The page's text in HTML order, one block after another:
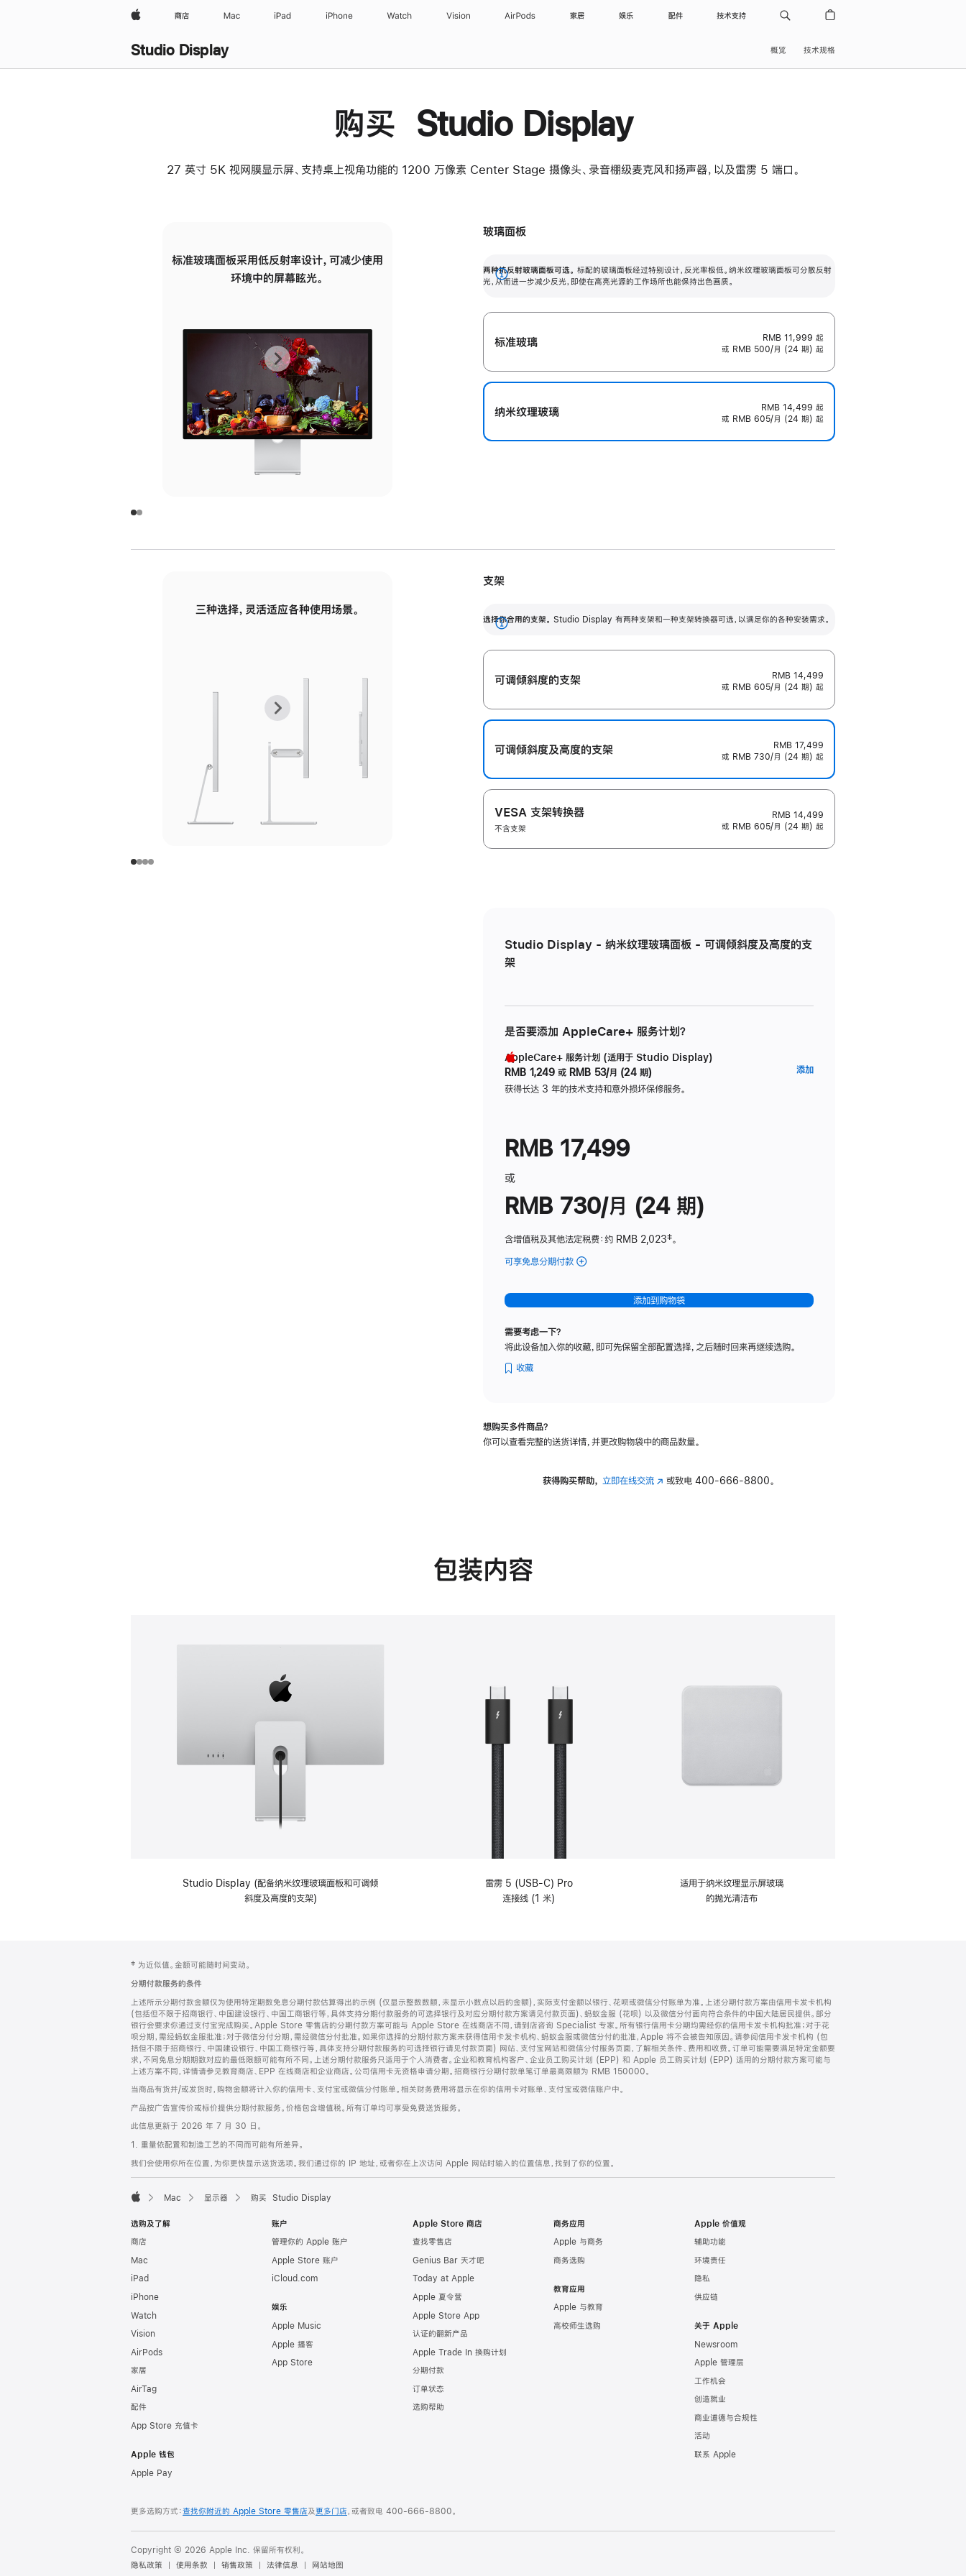
Apple 商店 Mac iPad iPhone Watch Vision AirPods 家居 娱乐 配件 技术支持
Studio Display 概览 技术规格
购买 Studio Display
27 英寸 5K 视网膜显示屏、支持桌上视角功能的 1200 万像素 Center Stage 摄像头、录音棚级麦克风和扬声器，以及雷雳 5 端口。
标准玻璃面板采用低反射率设计，可减少使用
环境中的屏幕眩光。
有高亮光源的场所使用，也能保持出色画质。
上
一
张
图
面
下
一
张
图
面
玻璃面板
两种抗反射玻璃面板可选。 标配的玻璃面板经过特别设计，反光率极低。纳米纹理玻璃面板可分散反射
光，从而进一步减少反光，即使在高亮光源的工作场所也能保持出色画质。
展
标准玻璃 RMB 11,999 起
或 RMB 500/月 (24 期) 起
纳米纹理玻璃 RMB 14,499 起
或 RMB 605/月 (24 期) 起
三种选择，灵活适应各种使用场景。
调节范围。
毫米的高度调节范围。
上
张
下
张
支架
选择你合用的支架。 Studio Display 有两种支架和一种支架转换器可选，以满足你的各种安装需求。
展
开
可调倾斜度的支架
RMB 14,499
或 RMB 605/月 (24 期) 起
可调倾斜度及高‍度的支‍架
RMB 17,499
或 RMB 730/月 (24 期) 起
VESA 支架转换器
不含支架
RMB 14,499
或 RMB 605/月 (24 期) 起
Studio Display - 纳米纹理玻璃面板 - 可调倾斜度及高度的支
架
是否要添加 AppleCare+ 服务计划？
AppleCare+ 服务计划 (适用于 Studio Display)
RMB 1,249 或 RMB 53/月 (24 期)
获得长达 3 年的技术支持和意外损坏保修服务。
添加
RMB 17,499
或
RMB 730/月 (24 期)
含增值税及其他法定税费：约 RMB 2,023脚
‡。
可享免息分期付款 (Studio
-
纳
理
可
斜
添加到购物袋
需要考虑一下？
将此设备加入你的收藏，即可先保留全部配置选择，之后随时回来再继续选购。
收藏
想购买多件商品？
你可以查看完整的送货详情，并更改购物袋中的商品数量。
获得购买帮助， 立即在线交流(在 或致电400-666-8800。
包装内容
Studio Display (配备纳米纹理玻璃面板和可调倾
斜度及高度的支架)
雷雳 5 (USB-C) Pro
连接线 (1 米)
适用于纳米纹理显示屏玻璃
的抛光清洁布
页
脚
注
‡ 为近似值。金额可能随时间变动。
分期付款服务的条件
上述所示分期付款金额仅为使用特定期数免息分期付款估算得出的示例 (仅显示整数数额，未显示小数点以后的金额)，实际支付金额以银行、花呗或微信分付账单为准。上述分期付款方案由信用卡发卡机构
(包括但不限于招商银行、中国建设银行、中国工商银行等，具体支持分期付款服务的可选择银行及对应分期付款方案请见付款页面)、蚂蚁金服 (花呗) 以及微信分付面向符合条件的中国大陆居民提供。部分
银行会要求你通过支付宝完成购买。Apple Store 零售店的分期付款方案可能与 Apple Store 在线商店不同，请到店咨询 Specialist 专家。所有银行信用卡分期均需经你的信用卡发卡机构批准；对于花
呗分期，需经蚂蚁金服批准；对于微信分付分期，需经微信分付批准。如果你选择的分期付款方案未获得信用卡发卡机构、蚂蚁金服或微信分付的批准，Apple 将不会被告知原因。请参阅信用卡发卡机构 (包
括但不限于招商银行、中国建设银行、中国工商银行等，具体支持分期付款服务的可选择银行请见付款页面) 网站、支付宝网站和微信分付服务页面，了解相关条件、费用和收费。订单可能需要满足特定金额要
求，不同免息分期期数对应的最低限额可能有所不同。上述分期付款服务只适用于个人消费者。企业和教育机构客户、企业员工购买计划 (EPP) 和 Apple 员工购买计划 (EPP) 适用的分期付款方案可能与
上述方案不同，详情请参见教育商店、EPP 在线商店和企业商店。公司信用卡无资格申请分期。招商银行分期付款单笔订单最高限额为 RMB 150000。
当商品有货并/或发货时，购物金额将计入你的信用卡、支付宝或微信分付账单。相关财务费用将显示在你的信用卡对账单、支付宝或微信账户中。
产品按广告宣传价或标价提供分期付款服务。价格包含增值税。所有订单均可享受免费送货服务。
此信息更新于 2026 年 7 月 30 日。
1. 重量依配置和制造工艺的不同而可能有所差异。
我们会使用你所在位置，为你更快显示送货选项。我们通过你的 IP 地址，或者你在上次访问 Apple 网站时输入的位置信息，找到了你的位置。
Mac 显示器 购买 Studio Display
选购及了解
商店
Mac
iPad
iPhone
Watch
Vision
AirPods
家居
AirTag
配件
App Store 充值卡
Apple 钱包
Apple Pay
账户
管理你的 Apple 账户
Apple Store 账户
iCloud.com
娱乐
Apple Music
Apple 播客
App Store
Apple Store 商店
查找零售店
Genius Bar 天才吧
Today at Apple
Apple 夏令营
Apple Store App
认证的翻新产品
Apple Trade In 换购计划
分期付款
订单状态
选购帮助
商务应用
Apple 与商务
商务选购
教育应用
Apple 与教育
高校师生选购
Apple 价值观
辅助功能
环境责任
隐私
供应链
关于 Apple
Newsroom
Apple 管理层
工作机会
创造就业
商业道德与合规性
活动
联系 Apple
更多选购方式：查找你附近的 Apple Store 零售店及更多门店，或者致电 400-666-8800。
Copyright © 2026 Apple Inc. 保留所有权利。
隐私政策
使用条款 销售政策 法律信息 网站地图